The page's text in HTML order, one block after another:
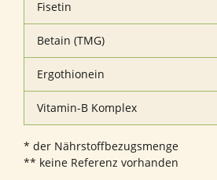
Fisetin
Betain (TMG)
Ergothionein
Vitamin-B Komplex
* der Nährstoffbezugsmenge
** keine Referenz vorhanden